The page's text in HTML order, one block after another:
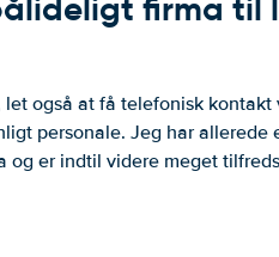
firma til
let også at få telefonisk kontakt
personale. Jeg har allerede
og er indtil videre meget